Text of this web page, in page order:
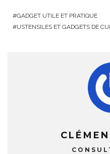
GADGET UTILE ET PRATIQUE
USTENSILES ET GADGETS DE